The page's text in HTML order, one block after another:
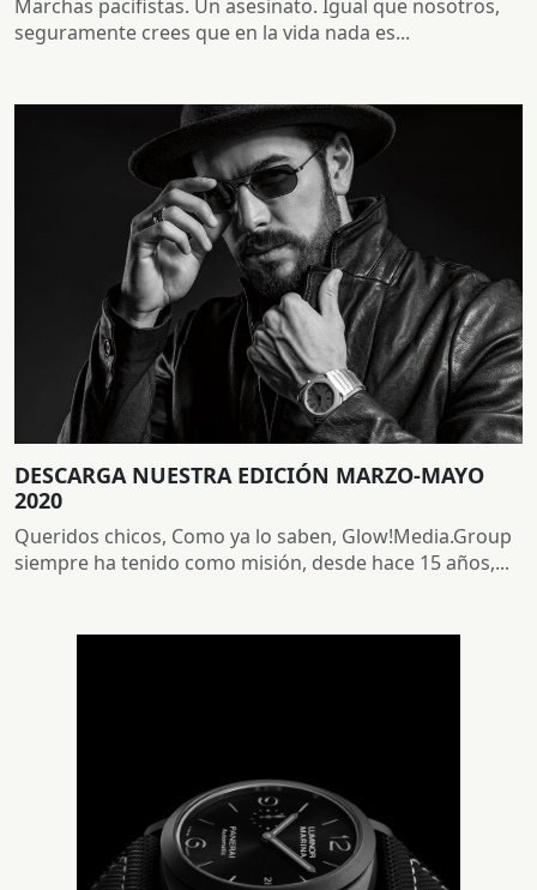
Marchas pacifistas. Un asesinato. Igual que nosotros,
seguramente crees que en la vida nada es...
DESCARGA NUESTRA EDICIÓN MARZO-MAYO
2020
Queridos chicos, Como ya lo saben, Glow!Media.Group
siempre ha tenido como misión, desde hace 15 años,...